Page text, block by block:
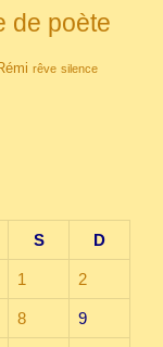
de poète
rêve silence
S D
1 2
8 9